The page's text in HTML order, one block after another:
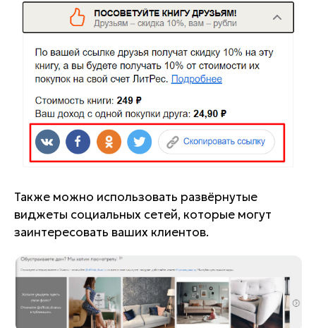
Также можно использовать развёрнутые
виджеты социальных сетей, которые могут
заинтересовать ваших клиентов.